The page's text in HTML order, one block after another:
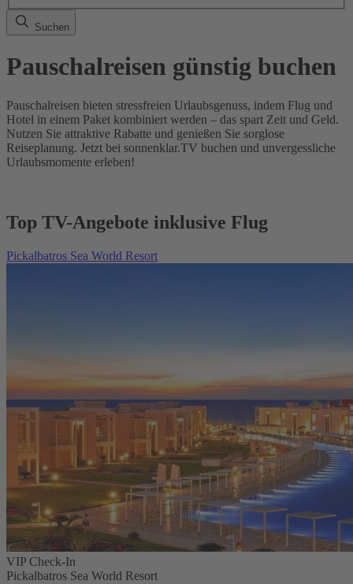
Suchen
Pauschalreisen günstig buchen
Pauschalreisen bieten stressfreien Urlaubsgenuss, indem Flug und
Hotel in einem Paket kombiniert werden – das spart Zeit und Geld.
Nutzen Sie attraktive Rabatte und genießen Sie sorglose
Reiseplanung. Jetzt bei sonnenklar.TV buchen und unvergessliche
Urlaubsmomente erleben!
Top TV-Angebote inklusive Flug
Pickalbatros Sea World Resort
VIP Check-In
Pickalbatros Sea World Resort